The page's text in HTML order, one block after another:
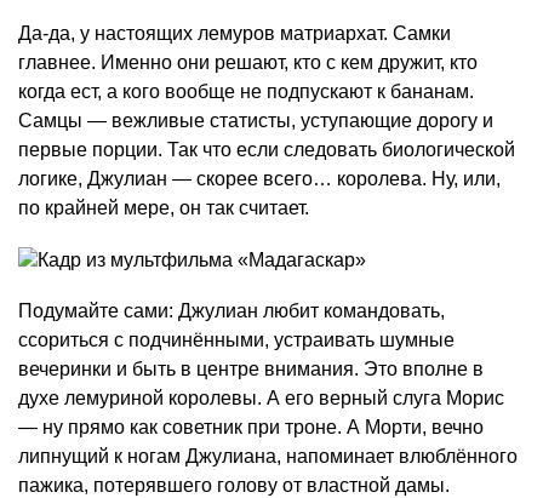
Да-да, у настоящих лемуров матриархат. Самки
главнее. Именно они решают, кто с кем дружит, кто
когда ест, а кого вообще не подпускают к бананам.
Самцы — вежливые статисты, уступающие дорогу и
первые порции. Так что если следовать биологической
логике, Джулиан — скорее всего… королева. Ну, или,
по крайней мере, он так считает.
Подумайте сами: Джулиан любит командовать,
ссориться с подчинёнными, устраивать шумные
вечеринки и быть в центре внимания. Это вполне в
духе лемуриной королевы. А его верный слуга Морис
— ну прямо как советник при троне. А Морти, вечно
липнущий к ногам Джулиана, напоминает влюблённого
пажика, потерявшего голову от властной дамы.